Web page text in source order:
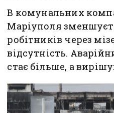
В комунальних
Маріуполя
робітників через
відсутність.
стає більше, а